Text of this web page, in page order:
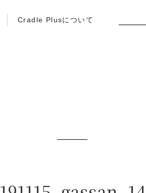
Cradle Plusについて